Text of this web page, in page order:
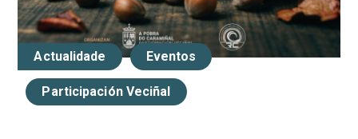
Actualidade Eventos
Participación Veciñal